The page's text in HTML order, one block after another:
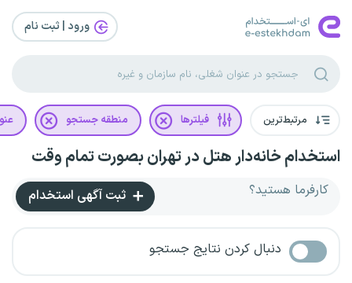
ورود | ثبت‌ نام
مرتبط‌ترین فیلترها منطقه جستجو
استخدام خانه‌دار هتل در تهران بصورت تمام وقت
کارفرما هستید؟ ثبت آگهی استخدام
دنبال کردن نتایج جستجو